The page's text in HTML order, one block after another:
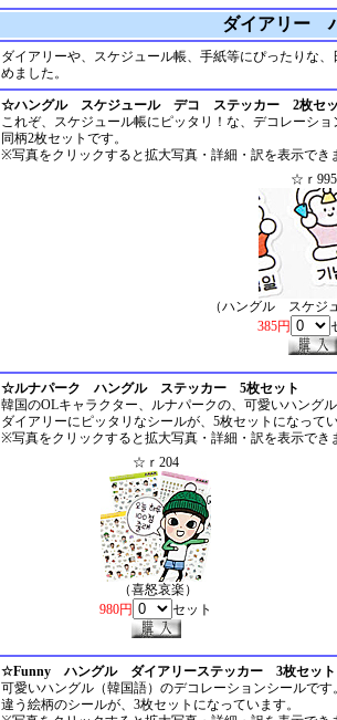
ダイアリー
ダイアリーや、スケジュール帳、手紙等にぴったりな
めました。
☆ハングル スケジュール デコ ステッカー 2枚セ
これぞ、スケジュール帳にピッタリ！な、デコレーシ
同柄2枚セットです。
※写真をクリックすると拡大写真・詳細・訳を表示でき
☆ｒ995
（ハングル スケジ
385円
☆ルナパーク ハングル ステッカー 5枚セット
韓国のOLキャラクター、ルナパークの、可愛いハング
ダイアリーにピッタリなシールが、5枚セットになって
※写真をクリックすると拡大写真・詳細・訳を表示でき
☆ｒ204
（喜怒哀楽）
980円
セット
☆Funny ハングル ダイアリーステッカー 3枚セット
可愛いハングル（韓国語）のデコレーションシールです
違う絵柄のシールが、3枚セットになっています。